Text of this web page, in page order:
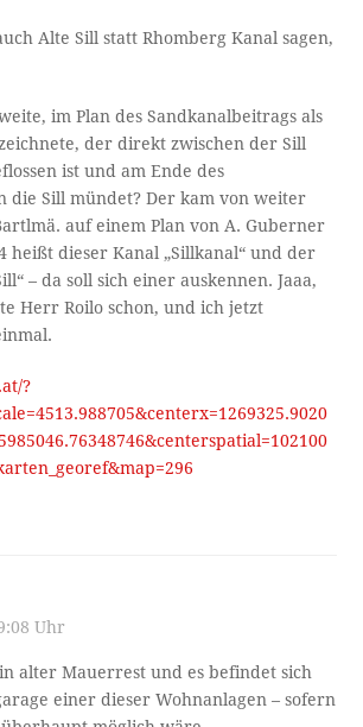
Alte Sill statt Rhomberg Kanal sagen,
im Plan des Sandkanalbeitrags als
der direkt zwischen der Sill
ist und am Ende des
die Sill mündet? Der kam von weiter
auf einem Plan von A. Guberner
heißt dieser Kanal „Sillkanal“ und der
– da soll sich einer auskennen. Jaaa,
Herr Roilo schon, und ich jetzt
?
Uhr
alter Mauerrest und es befindet sich
einer dieser Wohnanlagen – sofern